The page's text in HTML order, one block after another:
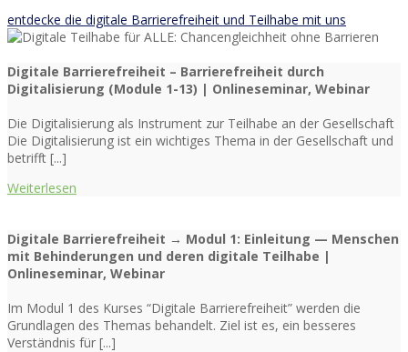
entdecke die digitale Barrierefreiheit und Teilhabe mit uns
Digitale Barrierefreiheit – Barrierefreiheit durch
Digitalisierung (Module 1-13) | Onlineseminar, Webinar
Die Digitalisierung als Instrument zur Teilhabe an der Gesellschaft
Die Digitalisierung ist ein wichtiges Thema in der Gesellschaft und
betrifft [...]
Weiterlesen
Digitale Barrierefreiheit → Modul 1: Einleitung — Menschen
mit Behinderungen und deren digitale Teilhabe |
Onlineseminar, Webinar
Im Modul 1 des Kurses “Digitale Barrierefreiheit” werden die
Grundlagen des Themas behandelt. Ziel ist es, ein besseres
Verständnis für [...]